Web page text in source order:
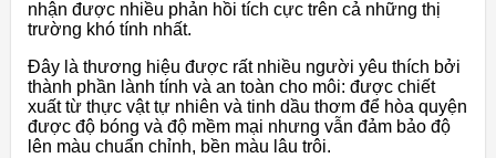
nhận được nhiều phản hồi tích cực trên cả những thị
trường khó tính nhất.
Đây là thương hiệu được rất nhiều người yêu thích bởi
thành phần lành tính và an toàn cho môi: được chiết
xuất từ ​​thực vật tự nhiên và tinh dầu thơm để hòa quyện
được độ bóng và độ mềm mại nhưng vẫn đảm bảo độ
lên màu chuẩn chỉnh, bền màu lâu trôi.